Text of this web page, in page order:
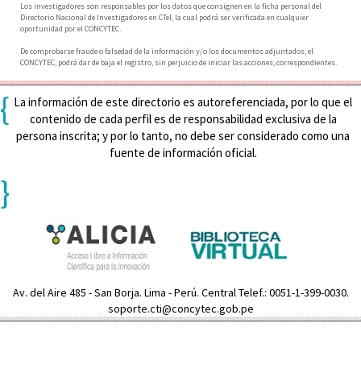
Los investigadores son responsables por los datos que consignen en la ficha personal del
Directorio Nacional de Investigadores en CTeI, la cual podrá ser verificada en cualquier
oportunidad por el CONCYTEC.
De comprobarse fraude o falsedad de la información y/o los documentos adjuntados, el
CONCYTEC, podrá dar de baja el registro, sin perjuicio de iniciar las acciones, correspondientes.
{ La información de este directorio es autoreferenciada, por lo que el
contenido de cada perfil es de responsabilidad exclusiva de la
persona inscrita; y por lo tanto, no debe ser considerado como una
fuente de información oficial.
}
Av. del Aire 485 - San Borja. Lima - Perú. Central Telef.: 0051-1-399-0030.
soporte.cti@concytec.gob.pe